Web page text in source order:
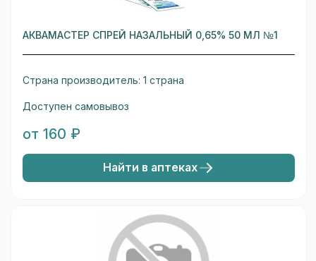
АКВАМАСТЕР СПРЕЙ НАЗАЛЬНЫЙ 0,65% 50 МЛ №1
Страна производитель: 1 страна
Доступен самовывоз
от 160 ₽
Найти в аптеках